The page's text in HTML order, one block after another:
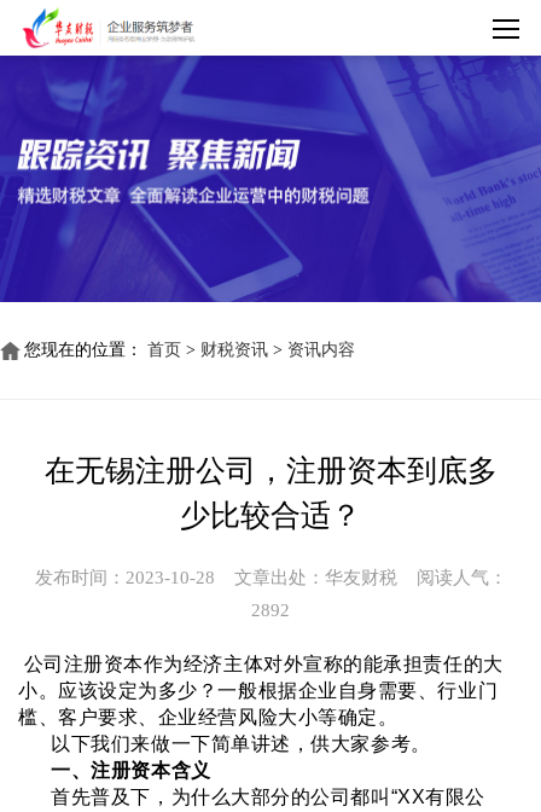
您现在的位置： 首页 > 财税资讯 > 资讯内容
在无锡注册公司，注册资本到底多
少比较合适？
发布时间：2023-10-28 文章出处：华友财税
阅读人气：
2892
公司注册资本作为经济主体对外宣称的能承担责任的大
小。 应该设定为多少？一般根据企业自身需要、行业门
槛、客户要求、企业经营风险大小等确定。
以下我们来做一下简单讲述，供大家参考。
一、注册资本含义
首先普及下，为什么大部分的公司都叫“XX有限公